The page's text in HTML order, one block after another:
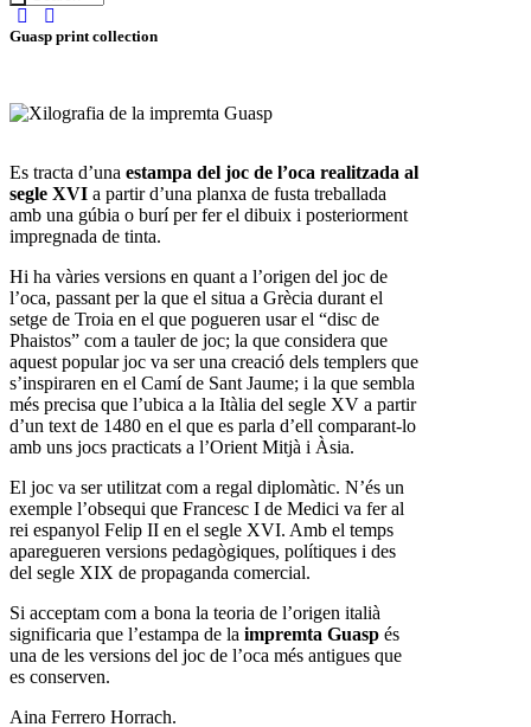
Guasp print collection
Es tracta d’una estampa del joc de l’oca realitzada al
segle XVI a partir d’una planxa de fusta treballada
amb una gúbia o burí per fer el dibuix i posteriorment
impregnada de tinta.
Hi ha vàries versions en quant a l’origen del joc de
l’oca, passant per la que el situa a Grècia durant el
setge de Troia en el que pogueren usar el “disc de
Phaistos” com a tauler de joc; la que considera que
aquest popular joc va ser una creació dels templers que
s’inspiraren en el Camí de Sant Jaume; i la que sembla
més precisa que l’ubica a la Itàlia del segle XV a partir
d’un text de 1480 en el que es parla d’ell comparant-lo
amb uns jocs practicats a l’Orient Mitjà i Àsia.
El joc va ser utilitzat com a regal diplomàtic. N’és un
exemple l’obsequi que Francesc I de Medici va fer al
rei espanyol Felip II en el segle XVI. Amb el temps
aparegueren versions pedagògiques, polítiques i des
del segle XIX de propaganda comercial.
Si acceptam com a bona la teoria de l’origen italià
significaria que l’estampa de la impremta Guasp és
una de les versions del joc de l’oca més antigues que
es conserven.
Aina Ferrero Horrach.